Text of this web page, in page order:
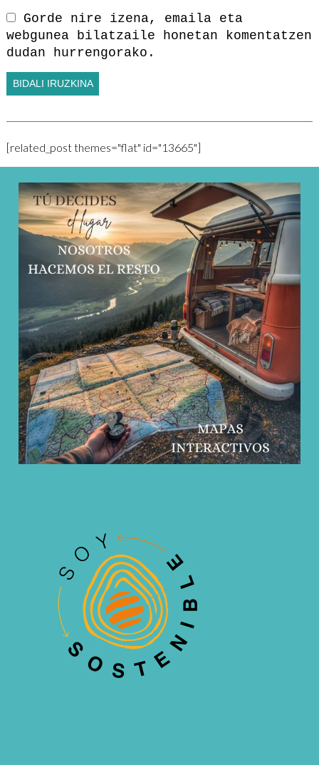
Gorde nire izena, emaila eta
webgunea bilatzaile honetan komentatzen
dudan hurrengorako.
[related_post themes="flat" id="13665"]